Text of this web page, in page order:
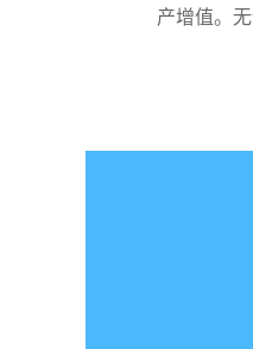
产增值。